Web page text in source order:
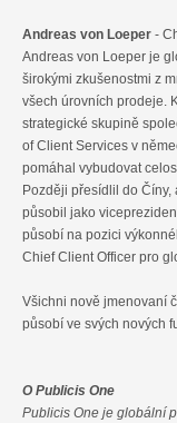
Andreas von Loeper -
Andreas von Loeper je
širokými zkušenostmi z
všech úrovních prodeje.
strategické skupině
of Client Services v
pomáhal vybudovat
Později přesídlil do Číny,
působil jako
působí na pozici
Chief Client Officer pro
Všichni nově jmenovaní
působí ve svých nových
O Publicis One
Publicis One je globální